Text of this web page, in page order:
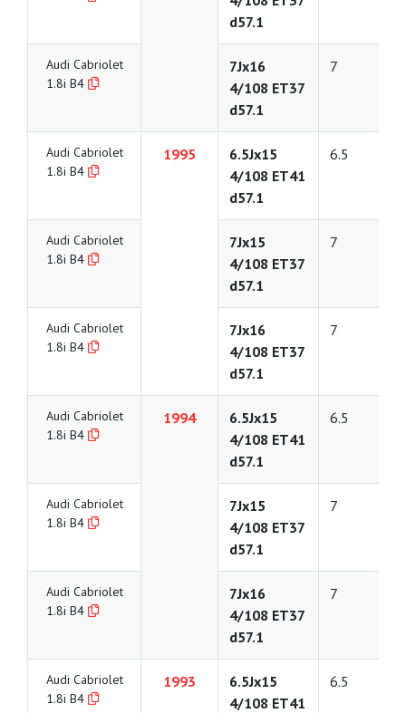
d57.1
Audi Cabriolet
1.8i B4
7Jx16
4/108 ET37
d57.1
7
Audi Cabriolet
1.8i B4
1995
6.5Jx15
4/108 ET41
d57.1
6.5
Audi Cabriolet
1.8i B4
7Jx15
4/108 ET37
d57.1
7
Audi Cabriolet
1.8i B4
7Jx16
4/108 ET37
d57.1
7
Audi Cabriolet
1.8i B4
1994
6.5Jx15
4/108 ET41
d57.1
6.5
Audi Cabriolet
1.8i B4
7Jx15
4/108 ET37
d57.1
7
Audi Cabriolet
1.8i B4
7Jx16
4/108 ET37
d57.1
7
Audi Cabriolet
1.8i B4
1993
6.5Jx15
4/108 ET41
6.5